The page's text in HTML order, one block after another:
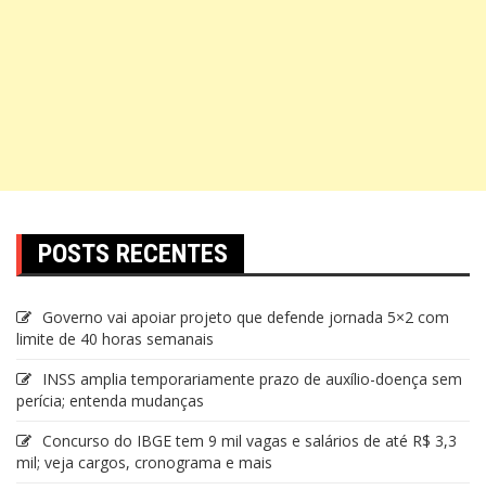
POSTS RECENTES
Governo vai apoiar projeto que defende jornada 5×2 com
limite de 40 horas semanais
INSS amplia temporariamente prazo de auxílio-doença sem
perícia; entenda mudanças
Concurso do IBGE tem 9 mil vagas e salários de até R$ 3,3
mil; veja cargos, cronograma e mais